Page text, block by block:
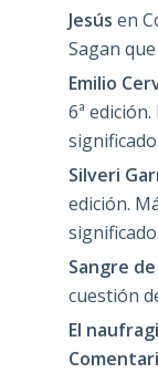
Jesús en
Sagan
Emilio
6ª
significado.
Silveri
edición.
significado.
Sangre
cuestión
El